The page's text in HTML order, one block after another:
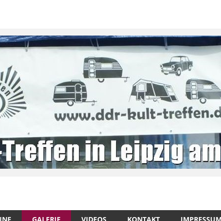
GALERIE VIDEOS KONTAKT